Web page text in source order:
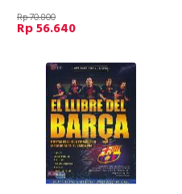
Rp 70.800
Rp 56.640